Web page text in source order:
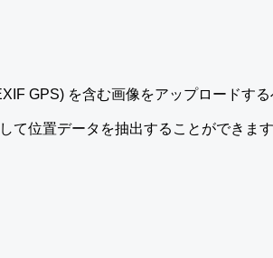
GPS) を含む画像をアップロードす
て位置データを抽出することができます